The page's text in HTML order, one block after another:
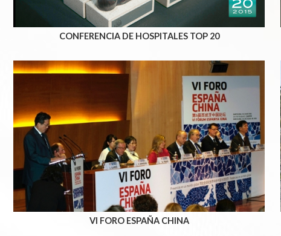
CONFERENCIA DE HOSPITALES TOP 20
VI FORO ESPAÑA CHINA